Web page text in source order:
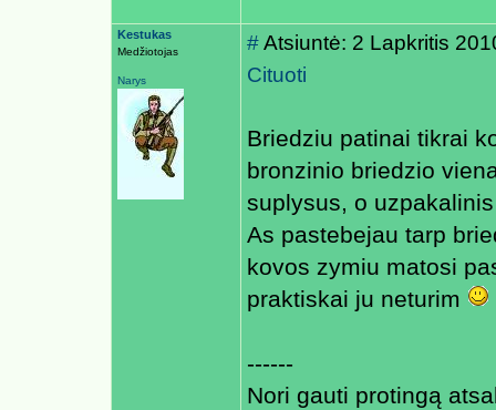
Kestukas
Medžiotojas
Narys
#Atsiuntė: 2 Lapkritis
Cituoti
Briedziu patinai tikrai
bronzinio briedzio
suplysus, o
As pastebejau tarp
kovos zymiu matosi
praktiskai ju neturim
------
Nori gauti protingą